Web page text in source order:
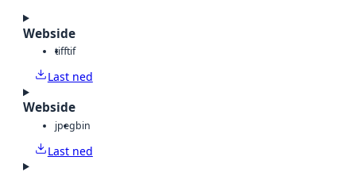
Webside
tifftif
Last ned
Webside
jpegbin
Last ned